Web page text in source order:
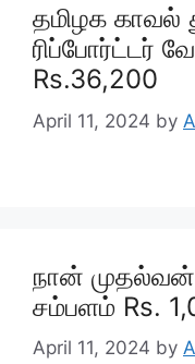
தமிழக காவல்
ரிப்போர்ட்டர்
Rs.36,200
April 11, 2024 by
நான் முதல்வன்
சம்பளம் Rs.
April 11, 2024 by